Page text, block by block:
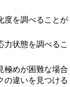
度を調べることが
力状態を調べるこ
極めが困難な場合
の違いを見つける